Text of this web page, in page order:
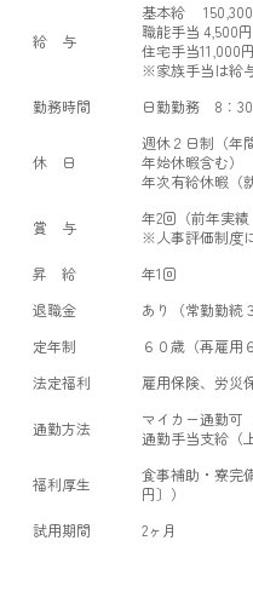
給 与
基本給
職能手当
住宅手当11,000
※家族手当は給
勤務時間
日勤勤務 8：30
休 日
週休２日制（年
年始休暇含む）
年次有給休暇（
賞 与
年2回（前年実
※人事評価制度
昇 給
年1回
退職金
あり（常勤勤続
定年制
６０歳（再雇用
法定福利
雇用保険、労災
通勤方法
マイカー通勤可
通勤手当支給（
福利厚生
食事補助・寮完
円〕）
試用期間
2ヶ月